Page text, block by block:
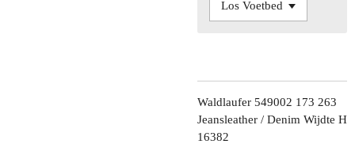
Waldlaufer 549002 173 263
Jeansleather / Denim Wijdte H
16382